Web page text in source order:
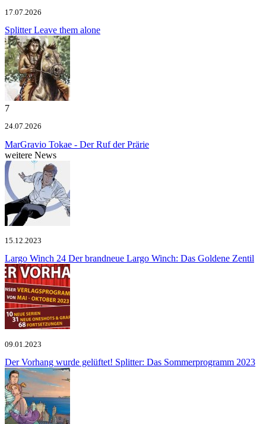
17.07.2026
SplitterLeave them alone
7
24.07.2026
MarGravio Tokae - Der Ruf der Prärie
weitere News
15.12.2023
Largo Winch 24 Der brandneue Largo Winch: Das Goldene Zentil
09.01.2023
Der Vorhang wurde gelüftet! Splitter: Das Sommerprogramm 2023